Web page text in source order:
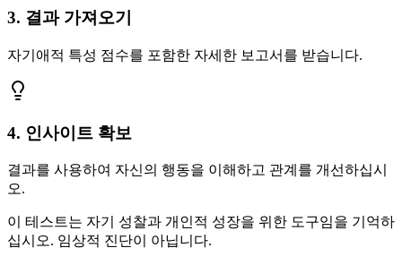
3. 결과 가져오기
자기애적 특성 점수를 포함한 자세한 보고서를 받습니다.
4. 인사이트 확보
결과를 사용하여 자신의 행동을 이해하고 관계를 개선하십시
오.
이 테스트는 자기 성찰과 개인적 성장을 위한 도구임을 기억하
십시오. 임상적 진단이 아닙니다.